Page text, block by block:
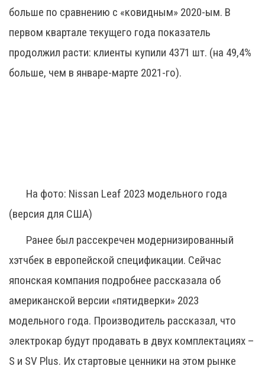
больше по сравнению с «ковидным» 2020-ым. В
первом квартале текущего года показатель
продолжил расти: клиенты купили 4371 шт. (на 49,4%
больше, чем в январе-марте 2021-го).
На фото: Nissan Leaf 2023 модельного года
(версия для США)
Ранее был рассекречен модернизированный
хэтчбек в европейской спецификации. Сейчас
японская компания подробнее рассказала об
американской версии «пятидверки» 2023
модельного года. Производитель рассказал, что
электрокар будут продавать в двух комплектациях –
S и SV Plus. Их стартовые ценники на этом рынке